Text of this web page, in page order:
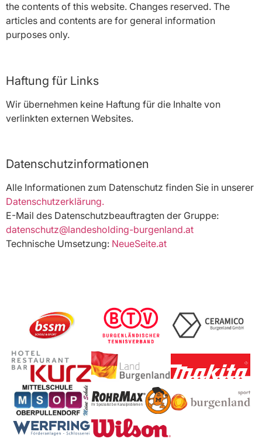
the contents of this website. Changes reserved. The
articles and contents are for general information
purposes only.
Haftung für Links
Wir übernehmen keine Haftung für die Inhalte von
verlinkten externen Websites.
Datenschutzinformationen
Alle Informationen zum Datenschutz finden Sie in unserer
Datenschutzerklärung.
E-Mail des Datenschutzbeauftragten der Gruppe:
datenschutz@landesholding-burgenland.at
Technische Umsetzung: NeueSeite.at